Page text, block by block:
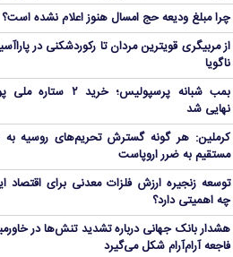
چرا مبلغ ودیعه حج امسال هنوز اعلام نشده است؟
از مربیگری قویترین مردان تا رکوردشکنی در
ناگویا
بمب شبانه پرسپولیس؛ خرید ۲
نهایی شد
کرملین: هر گونه گسترش تحریم‌های روسیه به
مستقیم به ضرر اروپاست
توسعه زنجیره ارزش فلزات معدنی برای اقتصاد
چه اهمیتی دارد؟
هشدار بانک جهانی درباره تشدید تنش‌ها در
فاجعه آرام‌آرام شکل می‌گیرد